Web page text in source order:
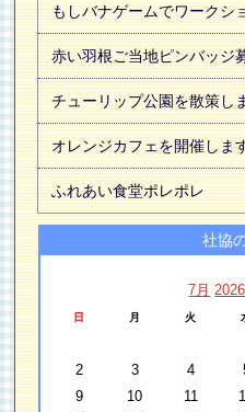
もしバナゲームでワークシ
赤い羽根ご当地ピンバッジ
チューリップ公園を散策し
オレンジカフェを開催しま
ふれあい食堂ポレポレ
社協
7月
日 月 火
2
3 4
9
10 11